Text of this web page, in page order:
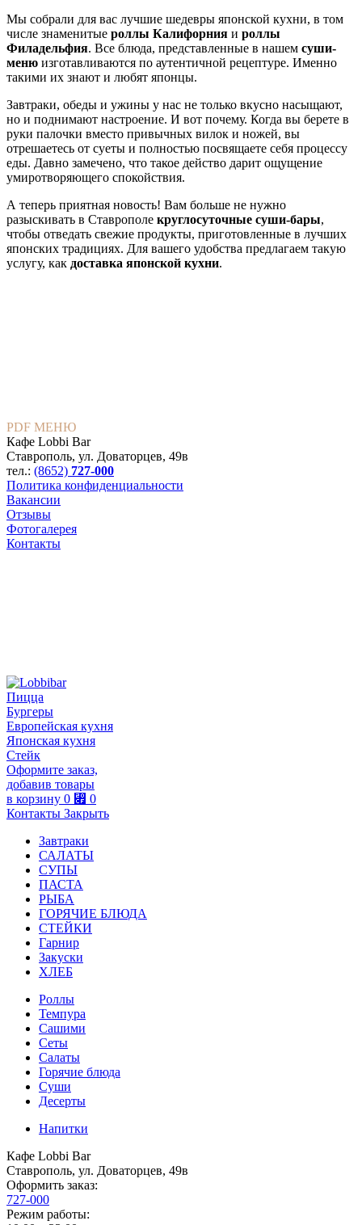
Мы собрали для вас лучшие шедевры японской кухни, в том
числе знаменитые роллы Калифорния и роллы
Филадельфия. Все блюда, представленные в нашем суши-
меню изготавливаются по аутентичной рецептуре. Именно
такими их знают и любят японцы.
Завтраки, обеды и ужины у нас не только вкусно насыщают,
но и поднимают настроение. И вот почему. Когда вы берете в
руки палочки вместо привычных вилок и ножей, вы
отрешаетесь от суеты и полностью посвящаете себя процессу
еды. Давно замечено, что такое действо дарит ощущение
умиротворяющего спокойствия.
А теперь приятная новость! Вам больше не нужно
разыскивать в Ставрополе круглосуточные суши-бары,
чтобы отведать свежие продукты, приготовленные в лучших
японских традициях. Для вашего удобства предлагаем такую
услугу, как доставка японской кухни.
PDF МЕНЮ
Кафе Lobbi Bar
Ставрополь, ул. Доваторцев, 49в
тел.: (8652) 727-000
Политика конфиденциальности
Вакансии
Отзывы
Фотогалерея
Контакты
Пицца
Бургеры
Европейская кухня
Японская кухня
Стейк
Оформите заказ,
добавив товары
в корзину 0 ⃏ 0
Контакты Закрыть
Завтраки
САЛАТЫ
СУПЫ
ПАСТА
РЫБА
ГОРЯЧИЕ БЛЮДА
СТЕЙКИ
Гарнир
Закуски
ХЛЕБ
Роллы
Темпура
Сашими
Сеты
Салаты
Горячие блюда
Суши
Десерты
Напитки
Кафе Lobbi Bar
Ставрополь, ул. Доваторцев, 49в
Оформить заказ:
727-000
Режим работы: